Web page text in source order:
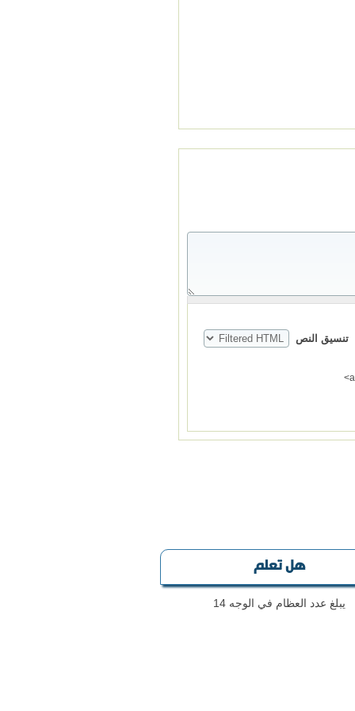
‏تنسيق النص ‏
هل تعلم
يبلغ عدد العظام في الوجه 14